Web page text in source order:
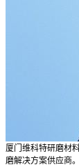
厦门维科特研磨材
磨解决方案供应商